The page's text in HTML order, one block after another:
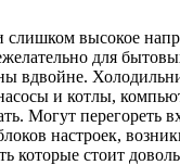
высокое
для
вдвойне.
и котлы,
Могут перегореть
настроек,
которые стоит